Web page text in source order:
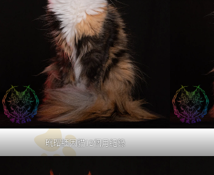
玳瑁緬因貓12個月紀錄